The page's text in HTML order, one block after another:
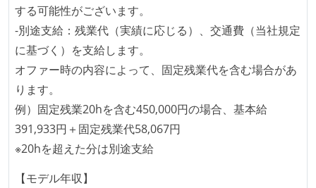
する可能性がございます。
-別途支給：残業代（実績に応じる）、交通費（当社規定
に基づく）を支給します。
オファー時の内容によって、固定残業代を含む場合があ
ります。
例）固定残業20hを含む450,000円の場合、基本給
391,933円＋固定残業代58,067円
※20hを超えた分は別途支給
【モデル年収】